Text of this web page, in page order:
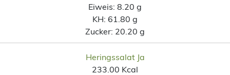
Eiweis: 8.20 g
KH: 61.80 g
Zucker: 20.20 g
Heringssalat Ja
233.00 Kcal